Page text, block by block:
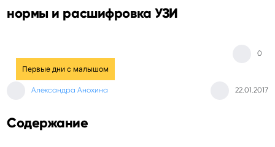
нормы и расшифровка УЗИ
Первые дни с малышом
Александра Анохина 22.01.2017
0
Содержание